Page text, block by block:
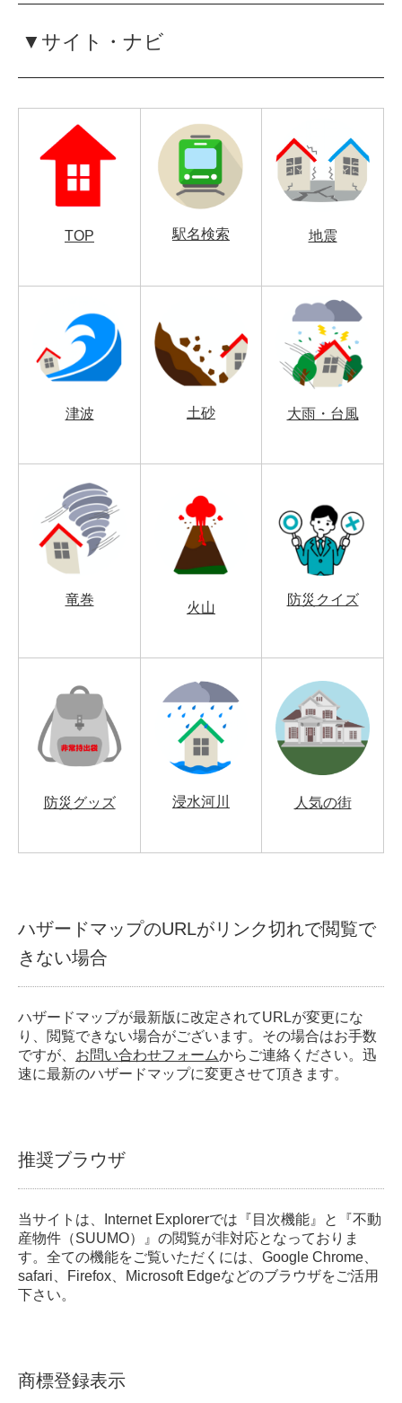
▼サイト・ナビ
TOP 駅名検索 地震
津波 土砂 大雨・台風
竜巻
火山
防災クイズ
防災グッズ 浸水河川 人気の街
ハザードマップのURLがリンク切れで閲覧で
きない場合
ハザードマップが最新版に改定されてURLが変更にな
り、閲覧できない場合がございます。その場合はお手数
ですが、 お問い合わせフォームからご連絡ください。迅
速に最新のハザードマップに変更させて頂きます。
推奨ブラウザ
当サイトは、Internet Explorerでは『目次機能』と『不動
産物件（SUUMO）』の閲覧が非対応となっておりま
す。全ての機能をご覧いただくには、Google Chrome、
safari、Firefox、Microsoft Edgeなどのブラウザをご活用
下さい。
商標登録表示